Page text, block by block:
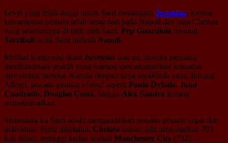
Level yang lebih tinggi untuk Sarri menangani Juventus, karena
kemampuan pemain lebih besar dari pada Napoli dan juga Chelsea
yang sebelumnya di latih oleh Sarri. Pep Guardiola memuji
Sarriball sejak Sarri melatih Napoli.
Melihat komposisi skuat Juventus saat ini, mereka memang
membutuhkan pelatih yang mampu memaksimalkan kekuatan
menyerang mereka. Karena dengan gaya sepakbola yang diusung
Allegri, pemain-pemain ofensif seperti Paulo Dybala, Juan
Cuadrado, Douglas Costa, hingga Alex Sandro kurang
termaksimalkan.
Sementara itu Sarri selalu mengandalkan pemain-pemain cepat dan
individual. Perlu diketahui, Chelsea musim lalu mencatatkan 703
kali dribel, tertinggi kedua setelah Manchester City (732).